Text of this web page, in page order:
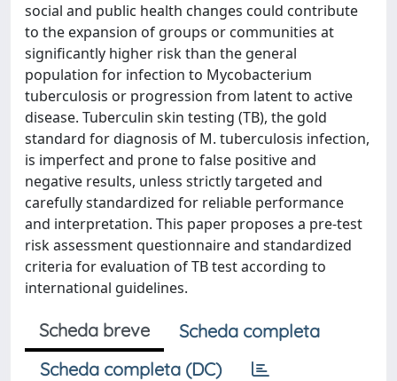
social and public health changes could contribute
to the expansion of groups or communities at
significantly higher risk than the general
population for infection to Mycobacterium
tuberculosis or progression from latent to active
disease. Tuberculin skin testing (TB), the gold
standard for diagnosis of M. tuberculosis infection,
is imperfect and prone to false positive and
negative results, unless strictly targeted and
carefully standardized for reliable performance
and interpretation. This paper proposes a pre-test
risk assessment questionnaire and standardized
criteria for evaluation of TB test according to
international guidelines.
Scheda breve
Scheda completa
Scheda completa (DC)